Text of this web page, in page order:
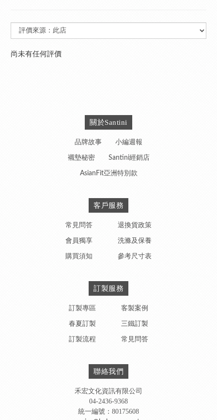
尚未有任何評價
關於Santini
品牌故事 小編週報
襯墊秘密 Santini經銷店
AsianFit亞洲特別款
客戶服務
常見問答 退換貨政策
會員獨享 洗滌及保養
購買須知 參考尺寸表
訂製服務
訂製專區 客製案例
春夏訂製 三鐵訂製
訂製流程 常見問答
聯絡我們
禾宏文化資訊有限公司
04-2436-9368
統一編號：80175608